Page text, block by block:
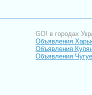
GO! в городах
Объявления
Объявления
Объявления